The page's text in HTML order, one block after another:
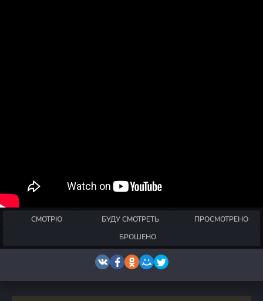
СМОТРЮ БУДУ СМОТРЕТЬ
ПРОСМОТРЕНО
БРОШЕНО